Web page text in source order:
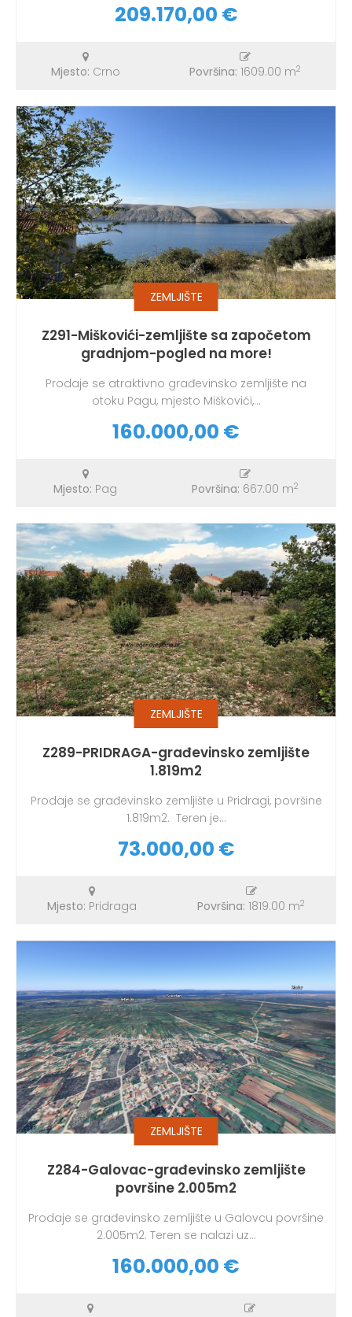
209.170,00 €
Mjesto: Crno Površina: 1609.00 m2
ZEMLJIŠTE
Z291-Miškovići-zemljište sa započetom
gradnjom-pogled na more!
Prodaje se atraktivno građevinsko zemljište na
otoku Pagu, mjesto Miškovići,...
160.000,00 €
Mjesto: Pag Površina: 667.00 m2
ZEMLJIŠTE
Z289-PRIDRAGA-građevinsko zemljište
1.819m2
Prodaje se građevinsko zemljište u Pridragi, površine
1.819m2. Teren je...
73.000,00 €
Mjesto: Pridraga Površina: 1819.00 m2
ZEMLJIŠTE
Z284-Galovac-građevinsko zemljište
površine 2.005m2
Prodaje se građevinsko zemljište u Galovcu površine
2.005m2. Teren se nalazi uz...
160.000,00 €